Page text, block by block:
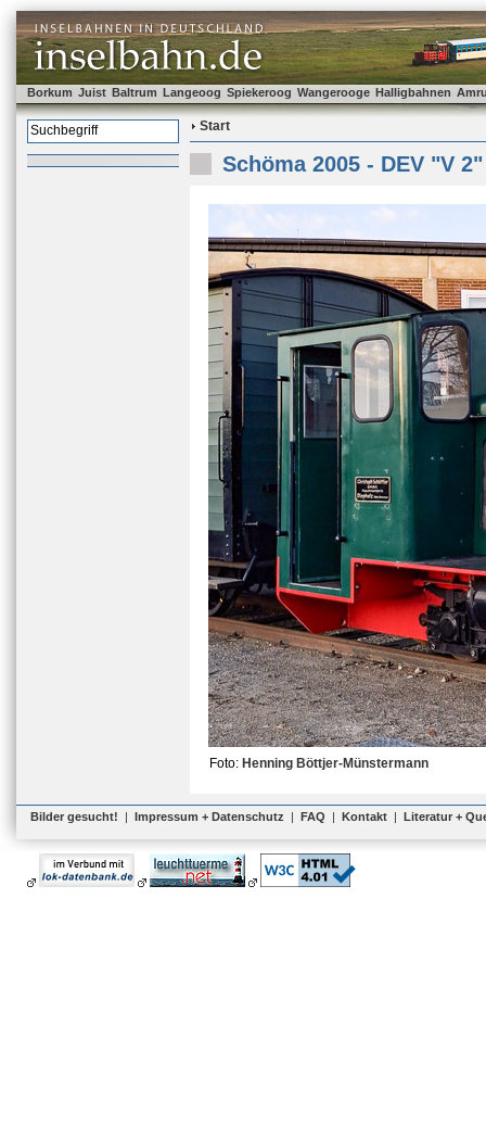
Borkum Juist Baltrum Langeoog Spiekeroog Wangerooge Halligbahnen
Start
Schöma 2005 - DEV "V 2"
Foto: Henning Böttjer-Münstermann
Bilder gesucht! | Impressum + Datenschutz | FAQ | Kontakt | Literatur +